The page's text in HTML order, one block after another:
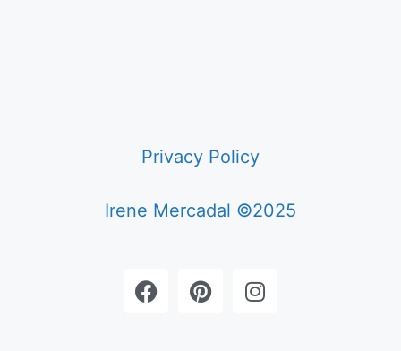
Privacy Policy
Irene Mercadal ©2025